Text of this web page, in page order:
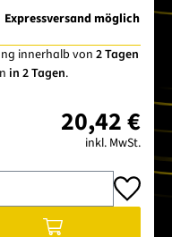
Expressversand möglich
innerhalb von 2 Tagen
in 2 Tagen.
20,42 €
inkl. MwSt.
Wert ein oder